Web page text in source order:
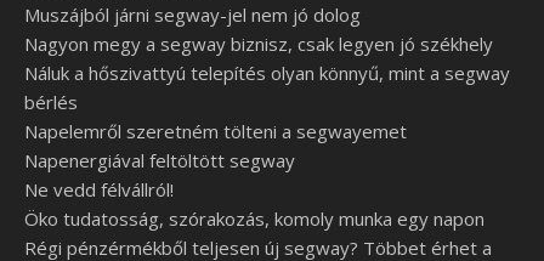
Muszájból járni segway-jel nem jó dolog
Nagyon megy a segway biznisz, csak legyen jó székhely
Náluk a hőszivattyú telepítés olyan könnyű, mint a segway
bérlés
Napelemről szeretném tölteni a segwayemet
Napenergiával feltöltött segway
Ne vedd félvállról!
Öko tudatosság, szórakozás, komoly munka egy napon
Régi pénzérmékből teljesen új segway? Többet érhet a